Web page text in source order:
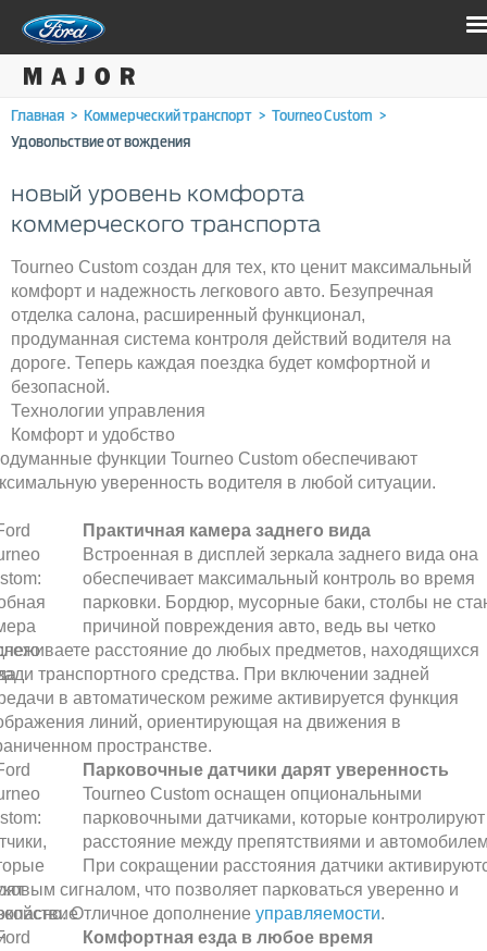
Главная > Коммерческий транспорт > Tourneo Custom >
Удовольствие от вождения
новый уровень комфорта
коммерческого транспорта
Tourneo Custom создан для тех, кто ценит максимальный
комфорт и надежность легкового авто. Безупречная
отделка салона, расширенный функционал,
продуманная система контроля действий водителя на
дороге. Теперь каждая поездка будет комфортной и
безопасной.
Технологии управления
Комфорт и удобство
функции Tourneo Custom обеспечивают
уверенность водителя в любой ситуации.
Практичная камера заднего вида
Встроенная в дисплей зеркала заднего вида она
обеспечивает максимальный контроль во время
парковки. Бордюр, мусорные баки, столбы не
причиной повреждения авто, ведь вы четко
расстояние до любых предметов, находящихся
транспортного средства. При включении задней
в автоматическом режиме активируется функция
линий, ориентирующая на движения в
пространстве.
Парковочные датчики дарят уверенность
Tourneo Custom оснащен опциональными
парковочными датчиками, которые контролируют
расстояние между препятствиями и
При сокращении расстояния датчики
сигналом, что позволяет парковаться уверенно и
Отличное дополнение управляемости.
Комфортная езда в любое время